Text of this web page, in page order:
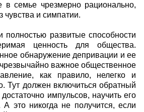
в семье чрезмерно рационально,
чувства и симпатии.
полностью развитые способности
ценность для общества.
обнаружение депривации и ее
важное общественное
как правило, нелегко и
Тут должен включиться обратный
импульсов, научить его
А это никогда не получится, если